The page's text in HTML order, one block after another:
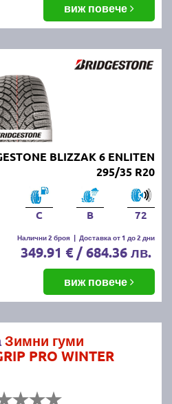
виж повече
BLIZZAK 6 ENLITEN
295/35 R20
C B 72
Налични 2 броя | Доставка от 1 до 2 дни
349.91 € / 684.36 лв.
виж повече
Зимни гуми
PRO WINTER